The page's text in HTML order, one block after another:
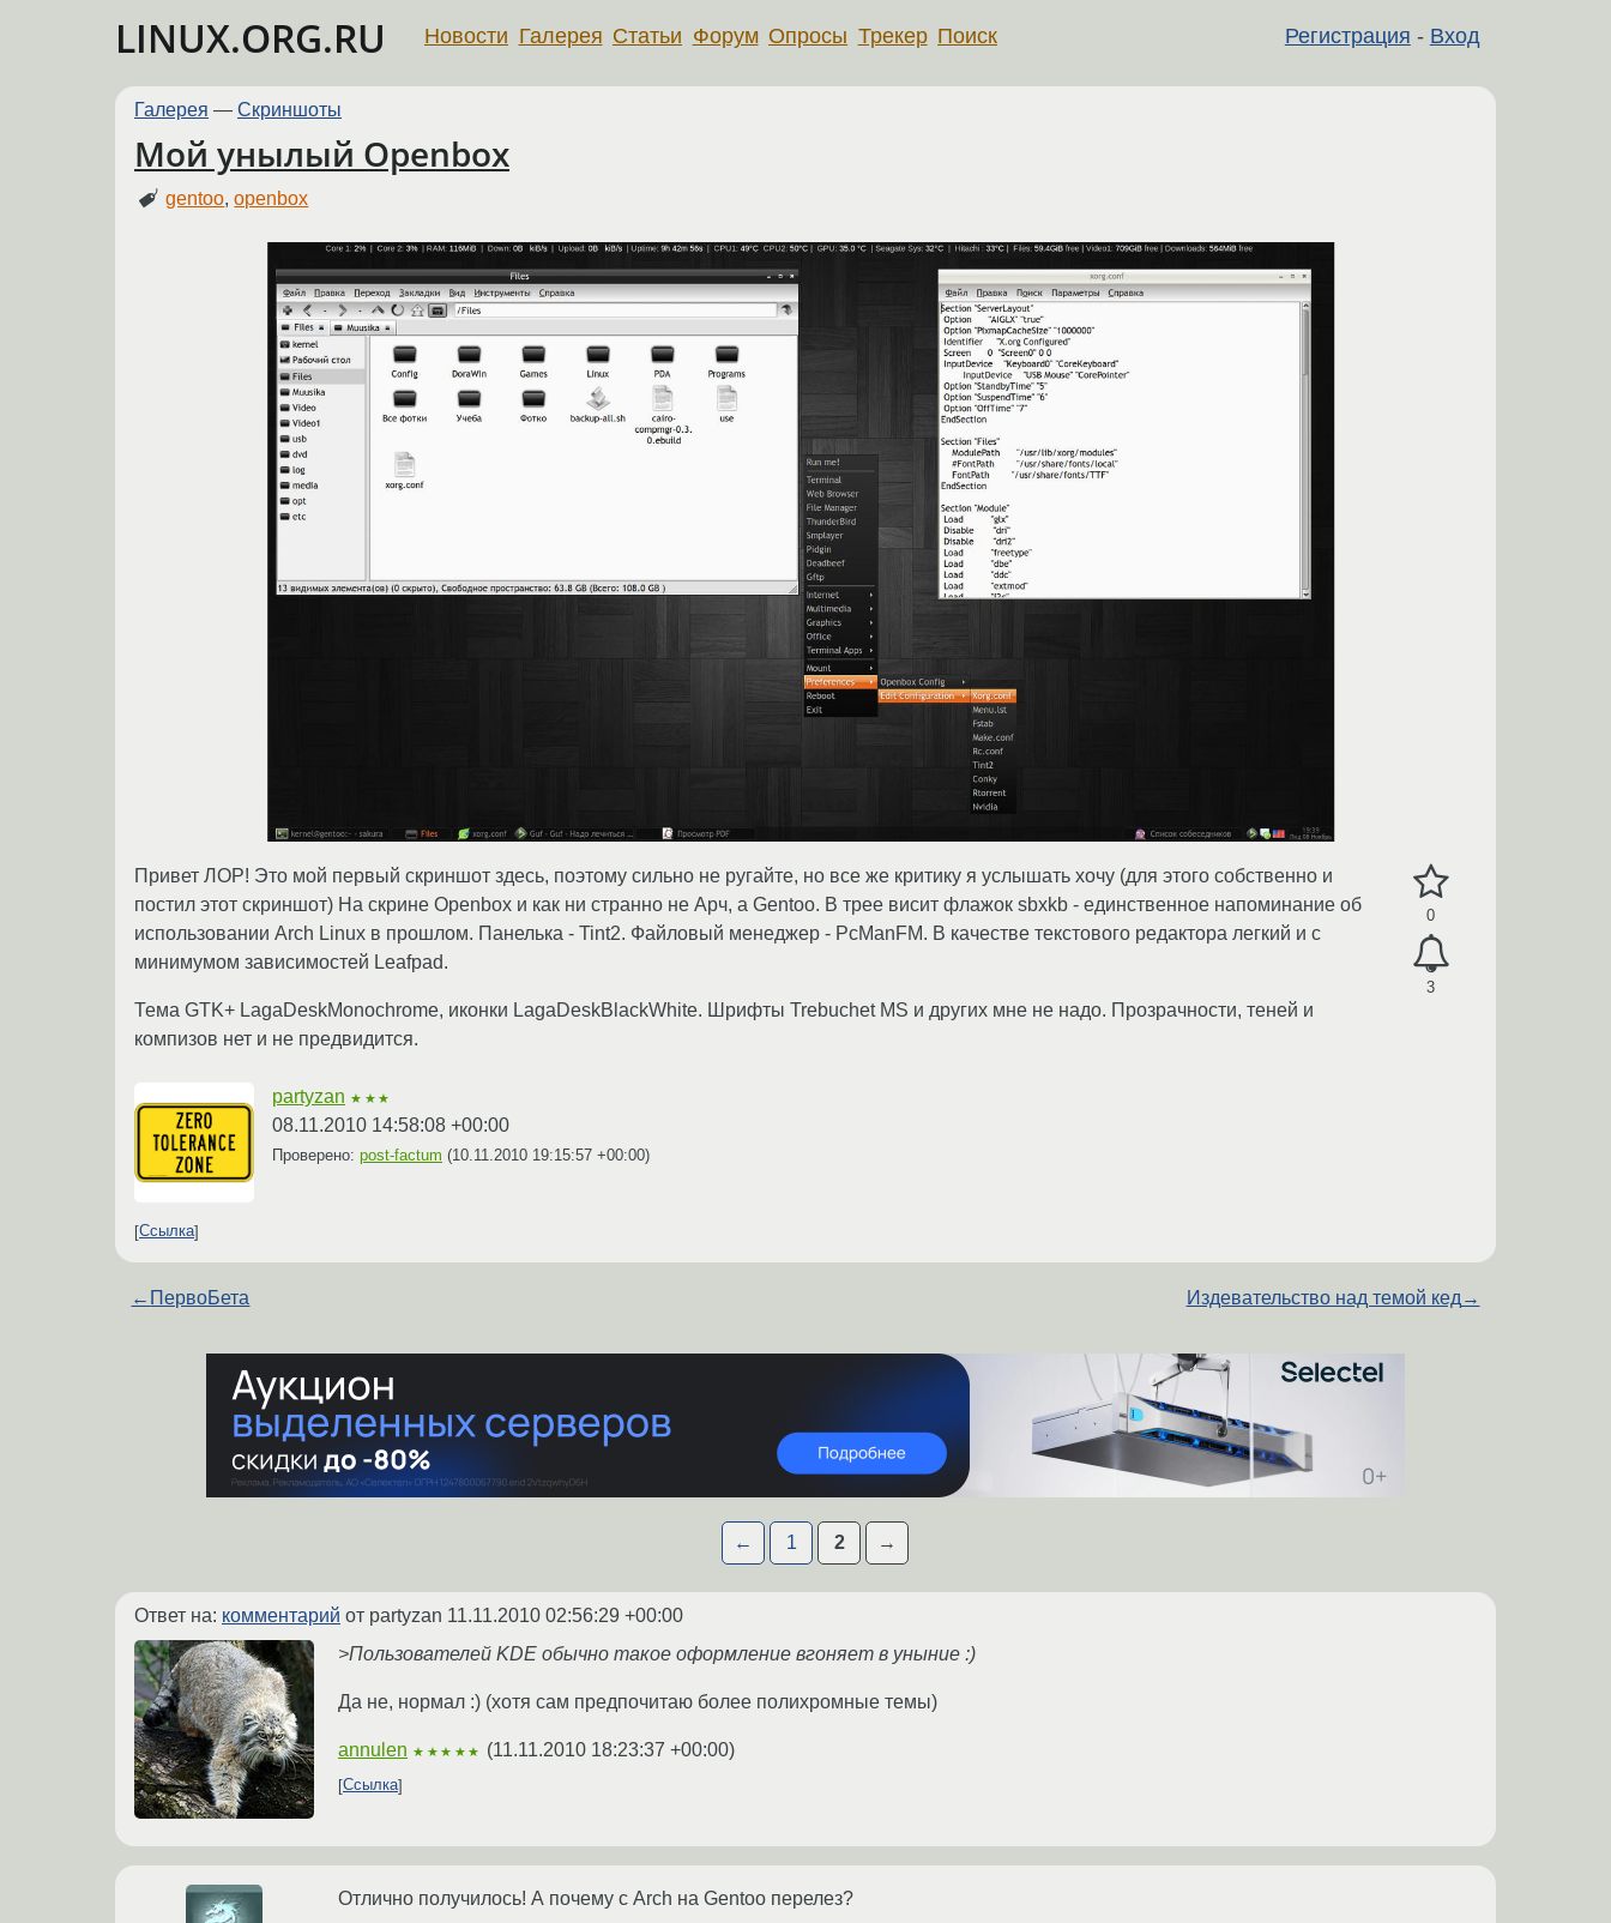
LINUX.ORG.RU Регистрация - Вход
Новости Галерея Статьи Форум Опросы Трекер Поиск
Галерея — Скриншоты
Мой унылый Openbox
gentoo,openbox
0
3
Привет ЛОР! Это мой первый скриншот здесь, поэтому сильно не ругайте, но все же критику я услышать хочу (для этого собственно и
постил этот скриншот) На скрине Openbox и как ни странно не Арч, а Gentoo. В трее висит флажок sbxkb - единственное напоминание об
использовании Arch Linux в прошлом. Панелька - Tint2. Файловый менеджер - PcManFM. В качестве текстового редактора легкий и с
минимумом зависимостей Leafpad.
Тема GTK+ LagaDeskMonochrome, иконки LagaDeskBlackWhite. Шрифты Trebuchet MS и других мне не надо. Прозрачности, теней и
компизов нет и не предвидится.
partyzan ★★★
08.11.2010 14:58:08 +00:00
Проверено: post-factum (10.11.2010 19:15:57 +00:00)
Ссылка
← ПервоБета Издевательство над темой кед →
← 1 2 →
Ответ на: комментарий от partyzan 11.11.2010 02:56:29 +00:00
>Пользователей KDE обычно такое оформление вгоняет в уныние :)
Да не, нормал :) (хотя сам предпочитаю более полихромные темы)
annulen ★★★★★ (11.11.2010 18:23:37 +00:00)
Ссылка
Отлично получилось! А почему с Arch на Gentoo перелез?